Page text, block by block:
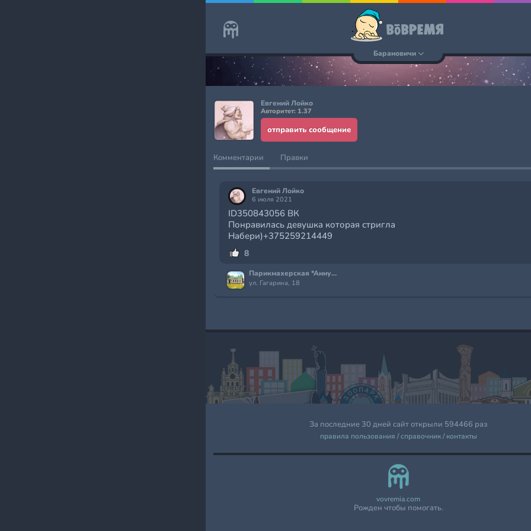
Барановичи
Евгений Лойко
Авторитет: 1.37
отправить сообщение
Комментарии Правки
Евгений Лойко
6 июля 2021
ID350843056 ВК
Понравилась девушка которая стригла
Набери)+375259214449
8
Парикмахерская *Аннушка*
ул. Гагарина, 18
За последние 30 дней сайт открыли 594466 раз
правила пользования /справочник/контакты
vovremia.com
Рожден чтобы помогать.